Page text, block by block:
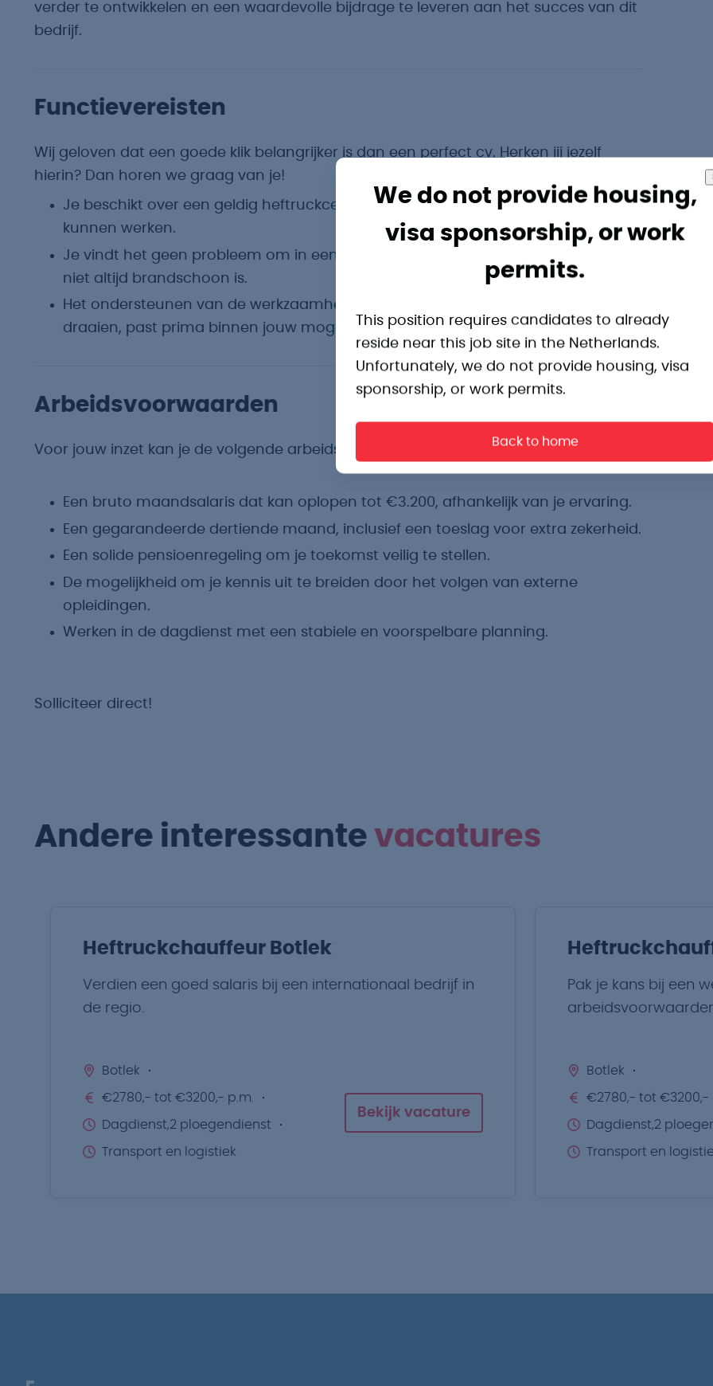
We do not provide housing,
visa sponsorship, or work
permits.
This position requires candidates to already
reside near this job site in the Netherlands.
Unfortunately, we do not provide housing, visa
sponsorship, or work permits.
Back to home
verder te ontwikkelen en een waardevolle bijdrage te leveren aan het succes van dit
bedrijf.
Functievereisten
Wij geloven dat een goede klik belangrijker is dan een perfect cv. Herken jij jezelf
hierin? Dan horen we graag van je!
Je beschikt over een geldig heftruckcertificaat en een VCA-diploma om veilig te
kunnen werken.
Je vindt het geen probleem om in een productieomgeving te werken waar het
niet altijd brandschoon is.
Het ondersteunen van de werkzaamheden door af en toe een middagdienst te
draaien, past prima binnen jouw mogelijkheden.
Arbeidsvoorwaarden
Voor jouw inzet kan je de volgende arbeidsvoorwaarden verwachten:
Een bruto maandsalaris dat kan oplopen tot €3.200, afhankelijk van je ervaring.
Een gegarandeerde dertiende maand, inclusief een toeslag voor extra zekerheid.
Een solide pensioenregeling om je toekomst veilig te stellen.
De mogelijkheid om je kennis uit te breiden door het volgen van externe
opleidingen.
Werken in de dagdienst met een stabiele en voorspelbare planning.
Solliciteer direct!
Andere interessante vacatures
Heftruckchauffeur Botlek
Verdien een goed salaris bij een internationaal bedrijf in
de regio.
Botlek
€2780,- tot €3200,- p.m.
Dagdienst,2 ploegendienst
Transport en logistiek
Bekijk vacature
Pak je kans bij een
Botlek
€2780,- tot €3200,-
Dagdienst,2
Transport en